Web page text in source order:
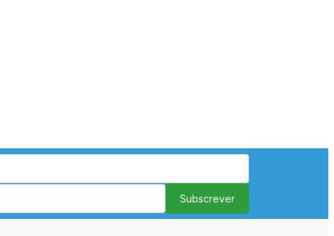
Subscrever